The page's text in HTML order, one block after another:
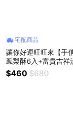
宅配商品
讓你好運旺旺來【手
鳳梨酥6入+富貴吉祥
$460 $680